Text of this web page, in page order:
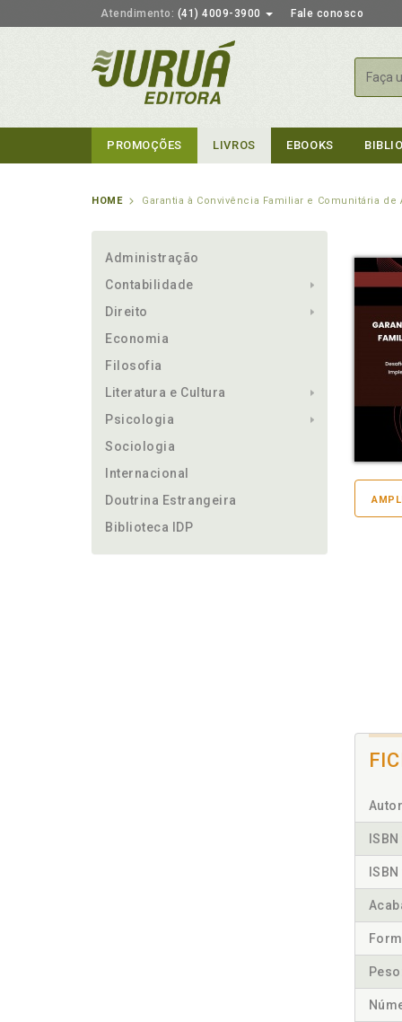
Atendimento: (41) 4009-3900 Fale conosco
PROMOÇÕES LIVROS EBOOKS
HOME Garantia à Convivência Familiar e Comunitária
Administração
Contabilidade
Direito
Economia
Filosofia
Literatura e Cultura
Psicologia
Sociologia
Internacional
Doutrina Estrangeira
Biblioteca IDP